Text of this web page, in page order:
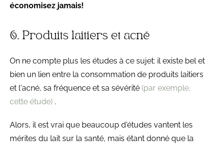
économisez jamais!
6. Produits laitiers et acné
On ne compte plus les études à ce sujet: il existe bel et
bien un lien entre la consommation de produits laitiers
et l'acné, sa fréquence et sa sévérité (par exemple,
cette étude) .
Alors, il est vrai que beaucoup d'études vantent les
mérites du lait sur la santé, mais étant donné que la